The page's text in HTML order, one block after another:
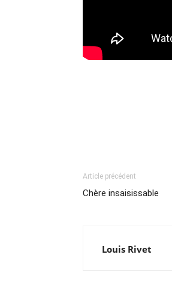
Article précédent
Chère insaisissable
Louis Rivet